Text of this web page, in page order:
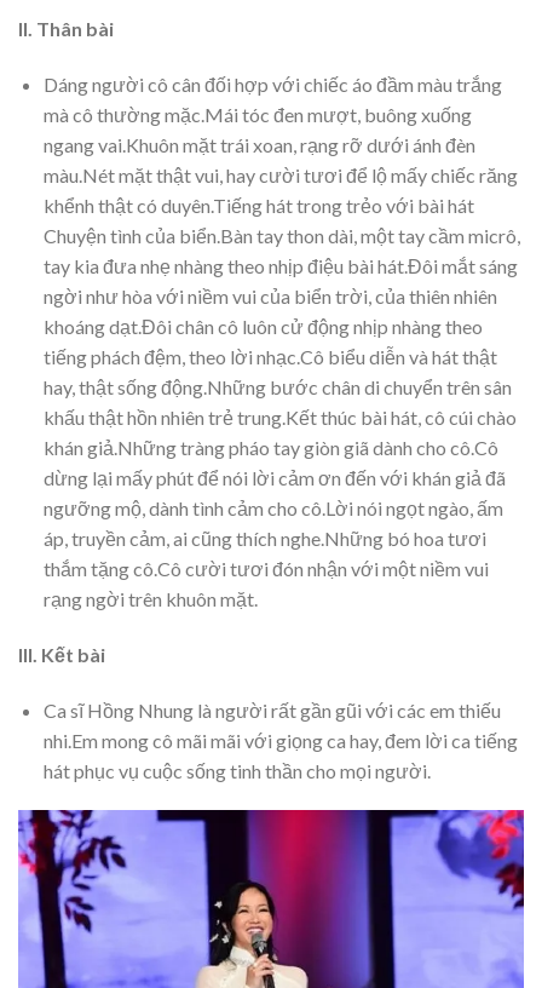
II. Thân bài
Dáng người cô cân đối hợp với chiếc áo đầm màu trắng
mà cô thường mặc.Mái tóc đen mượt, buông xuống
ngang vai.Khuôn mặt trái xoan, rạng rỡ dưới ánh đèn
màu.Nét mặt thật vui, hay cười tươi để lộ mấy chiếc răng
khểnh thật có duyên.Tiếng hát trong trẻo với bài hát
Chuyện tình của biển.Bàn tay thon dài, một tay cầm micrô,
tay kia đưa nhẹ nhàng theo nhịp điệu bài hát.Đôi mắt sáng
ngời như hòa với niềm vui của biển trời, của thiên nhiên
khoáng dạt.Đôi chân cô luôn cử động nhịp nhàng theo
tiếng phách đệm, theo lời nhạc.Cô biểu diễn và hát thật
hay, thật sống động.Những bước chân di chuyển trên sân
khấu thật hồn nhiên trẻ trung.Kết thúc bài hát, cô cúi chào
khán giả.Những tràng pháo tay giòn giã dành cho cô.Cô
dừng lại mấy phút để nói lời cảm ơn đến với khán giả đã
ngưỡng mộ, dành tình cảm cho cô.Lời nói ngọt ngào, ấm
áp, truyền cảm, ai cũng thích nghe.Những bó hoa tươi
thắm tặng cô.Cô cười tươi đón nhận với một niềm vui
rạng ngời trên khuôn mặt.
III. Kết bài
Ca sĩ Hồng Nhung là người rất gần gũi với các em thiếu
nhi.Em mong cô mãi mãi với giọng ca hay, đem lời ca tiếng
hát phục vụ cuộc sống tinh thần cho mọi người.